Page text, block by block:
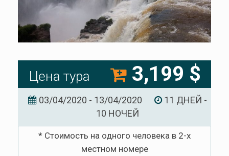
Цена тура 3,199 $
03/04/2020 - 13/04/2020
11 ДНЕЙ -
10 НОЧЕЙ
* Стоимость на одного человека в 2-х
местном номере